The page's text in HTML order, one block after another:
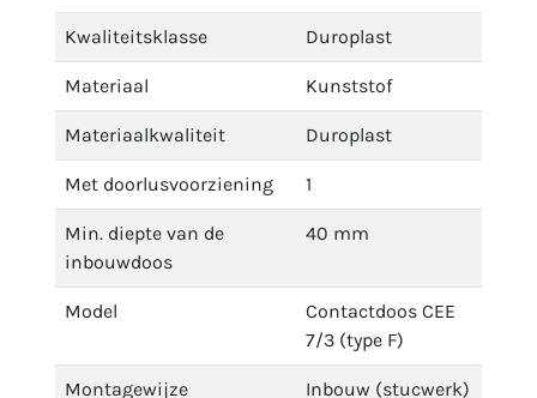
Kwaliteitsklasse Duroplast
Materiaal Kunststof
Materiaalkwaliteit Duroplast
Met doorlusvoorziening 1
Min. diepte van de
inbouwdoos
40 mm
Model
Contactdoos CEE
7/3 (type F)
Montagewijze Inbouw (stucwerk)